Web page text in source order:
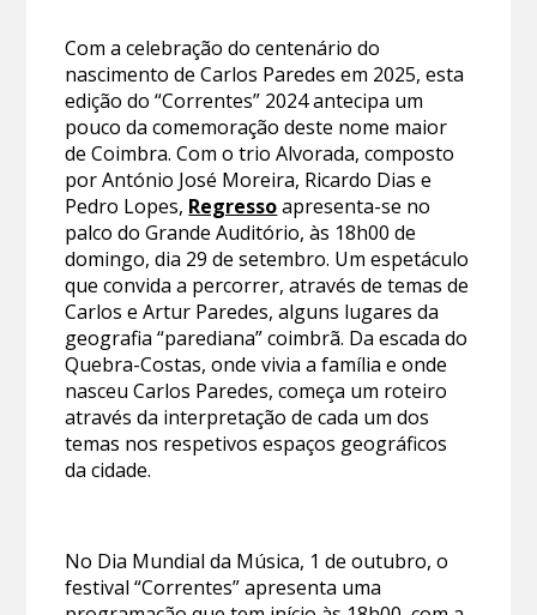
Com a celebração do centenário do
nascimento de Carlos Paredes em 2025, esta
edição do “Correntes” 2024 antecipa um
pouco da comemoração deste nome maior
de Coimbra. Com o trio Alvorada, composto
por António José Moreira, Ricardo Dias e
Pedro Lopes, Regressoapresenta-se no
palco do Grande Auditório, às 18h00 de
domingo, dia 29 de setembro. Um espetáculo
que convida a percorrer, através de temas de
Carlos e Artur Paredes, alguns lugares da
geografia “parediana” coimbrã. Da escada do
Quebra-Costas, onde vivia a família e onde
nasceu Carlos Paredes, começa um roteiro
através da interpretação de cada um dos
temas nos respetivos espaços geográficos
da cidade.
No Dia Mundial da Música, 1 de outubro, o
festival “Correntes” apresenta uma